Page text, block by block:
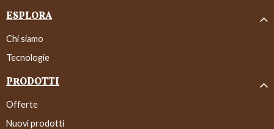
ESPLORA
Chi siamo
Tecnologie
PRODOTTI
Offerte
Nuovi prodotti